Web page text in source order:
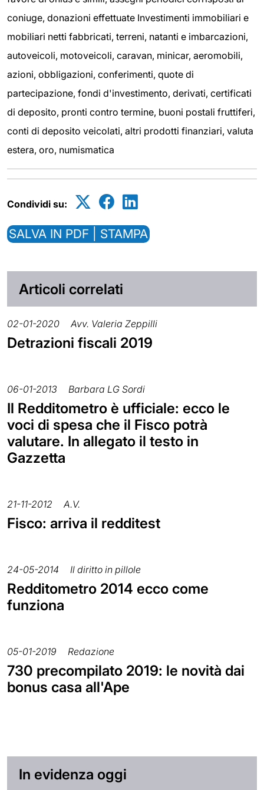
coniuge, donazioni effettuate Investimenti immobiliari e
mobiliari netti fabbricati, terreni, natanti e imbarcazioni,
autoveicoli, motoveicoli, caravan, minicar, aeromobili,
azioni, obbligazioni, conferimenti, quote di
partecipazione, fondi d'investimento, derivati, certificati
di deposito, pronti contro termine, buoni postali fruttiferi,
conti di deposito veicolati, altri prodotti finanziari, valuta
estera, oro, numismatica
Condividi su:
SALVA IN PDF | STAMPA
Articoli correlati
02-01-2020 Avv. Valeria Zeppilli
Detrazioni fiscali 2019
06-01-2013 Barbara LG Sordi
Il Redditometro è ufficiale: ecco le
voci di spesa che il Fisco potrà
valutare. In allegato il testo in
Gazzetta
21-11-2012 A.V.
Fisco: arriva il redditest
24-05-2014 Il diritto in pillole
Redditometro 2014 ecco come
funziona
05-01-2019 Redazione
730 precompilato 2019: le novità dai
bonus casa all'Ape
In evidenza oggi